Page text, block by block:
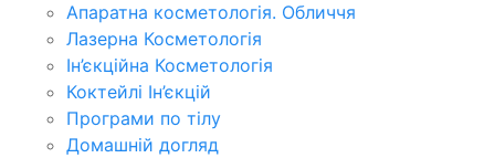
Апаратна косметологія. Обличчя
Лазерна Косметологія
Ін’єкційна Косметологія
Коктейлі Ін’єкцій
Програми по тілу
Домашній догляд